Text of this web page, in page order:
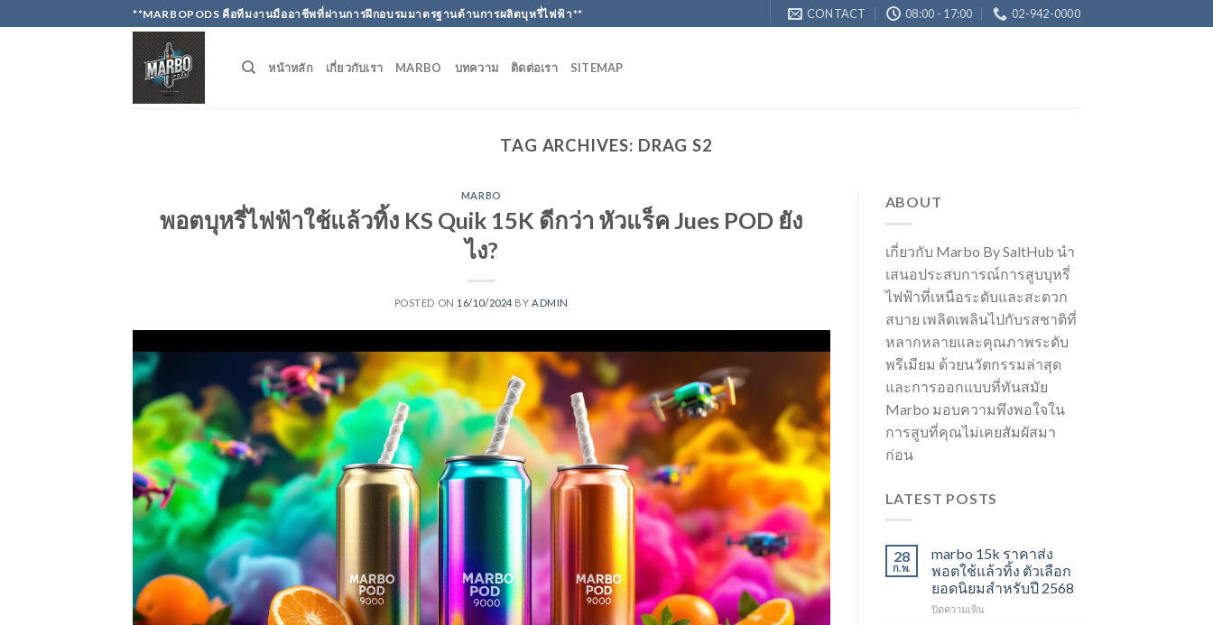
to
**MARBOPODS คือทีมงานมืออาชีพที่ผ่านการฝึกอบรมมาตรฐานด้านการผลิตบุหรี่ไฟฟ้า** CONTACT 08:00 - 17:00 02-942-0000
หน้าหลัก เกี่ยวกับเรา MARBO บทความ ติดต่อเรา SITEMAP
TAG ARCHIVES: DRAG S2
MARBO
พอตบุหรี่ไฟฟ้าใช้แล้วทิ้ง KS Quik 15K ดีกว่า หัวแร็ค Jues POD ยัง
ไง?
POSTED ON 16/10/2024 BYADMIN
ABOUT
เกี่ยวกับ Marbo By SaltHub นำ
เสนอประสบการณ์การสูบบุหรี่
ไฟฟ้าที่เหนือระดับและสะดวก
สบาย เพลิดเพลินไปกับรสชาติที่
หลากหลายและคุณภาพระดับ
พรีเมียม ด้วยนวัตกรรมล่าสุด
และการออกแบบที่ทันสมัย
Marbo มอบความพึงพอใจใน
การสูบที่คุณไม่เคยสัมผัสมา
ก่อน
LATEST POSTS
28
ก.พ.
marbo 15k ราคาส่ง
พอตใช้แล้วทิ้ง ตัวเลือก
ยอดนิยมสำหรับปี 2568
ปิดความเห็นบน